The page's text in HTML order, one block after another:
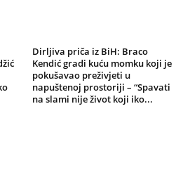
Dirljiva priča iz BiH: Braco
Kendić gradi kuću momku koji je
pokušavao preživjeti u
napuštenoj prostoriji – “Spavati
na slami nije život koji iko...